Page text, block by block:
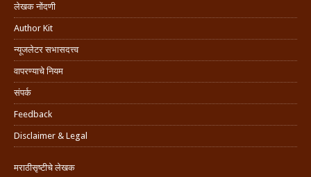
लेखक नोंदणी
Author Kit
न्यूजलेटर सभासदत्त्व
वापरण्याचे नियम
संपर्क
Feedback
Disclaimer & Legal
मराठीसृष्टीचे लेखक